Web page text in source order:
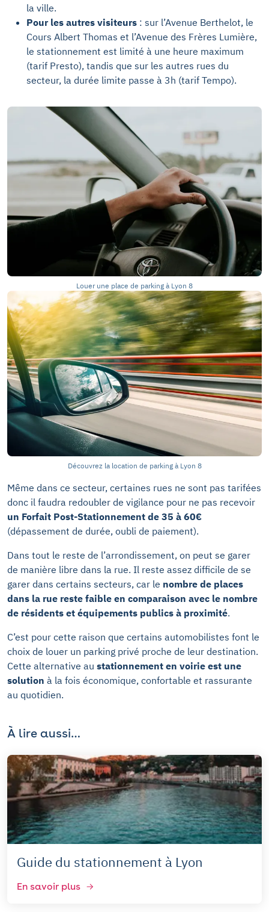
Louer une place de parking à Lyon 8
la ville.
Pour les autres visiteurs : sur l’Avenue Berthelot, le
Cours Albert Thomas et l’Avenue des Frères Lumière,
le stationnement est limité à une heure maximum
(tarif Presto), tandis que sur les autres rues du
secteur, la durée limite passe à 3h (tarif Tempo).
Découvrez la location de parking à Lyon 8
Même dans ce secteur, certaines rues ne sont pas tarifées
donc il faudra redoubler de vigilance pour ne pas recevoir
un Forfait Post-Stationnement de 35 à 60€
(dépassement de durée, oubli de paiement).
Dans tout le reste de l’arrondissement, on peut se garer
de manière libre dans la rue. Il reste assez difficile de se
garer dans certains secteurs, car le nombre de places
dans la rue reste faible en comparaison avec le nombre
de résidents et équipements publics à proximité.
C’est pour cette raison que certains automobilistes font le
choix de louer un parking privé proche de leur destination.
Cette alternative au stationnement en voirie est une
solution à la fois économique, confortable et rassurante
au quotidien.
À lire aussi…
Guide du stationnement à Lyon
En savoir plus